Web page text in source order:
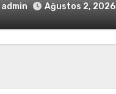
admin Ağustos 2, 2026